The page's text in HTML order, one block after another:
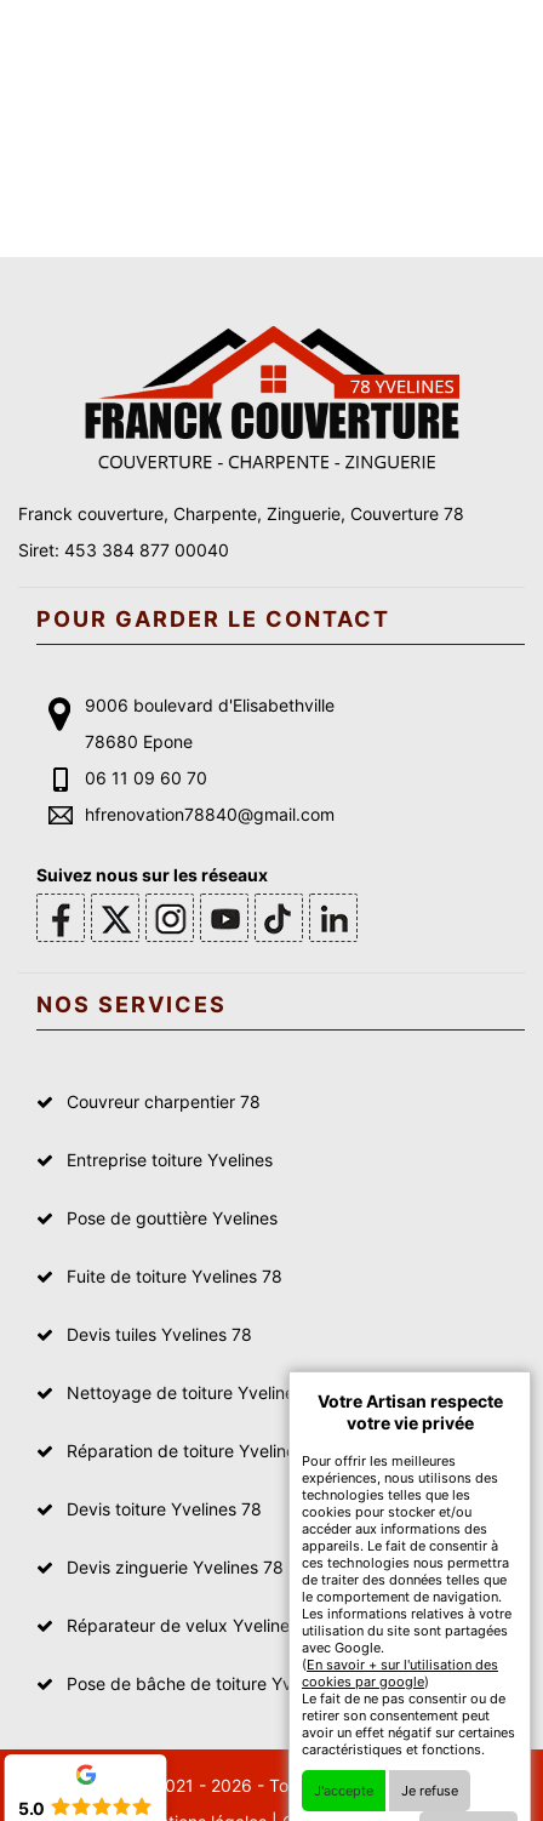
Franck couverture, Charpente, Zinguerie, Couverture 78
Siret: 453 384 877 00040
POUR GARDER LE CONTACT
9006 boulevard d'Elisabethville
78680 Epone
06 11 09 60 70
hfrenovation78840@gmail.com
Suivez nous sur les réseaux
NOS SERVICES
Couvreur charpentier 78
Entreprise toiture Yvelines
Pose de gouttière Yvelines
Fuite de toiture Yvelines 78
Devis tuiles Yvelines 78
Nettoyage de toiture Yvelines
Réparation de toiture Yvelines 78
Devis toiture Yvelines 78
Devis zinguerie Yvelines 78
Réparateur de velux Yvelines 78
Pose de bâche de toiture Yvelines 78
© 2021 - 2026 - Tout droit réservé
Votre Artisan respecte
votre vie privée
Pour offrir les meilleures
expériences, nous utilisons des
technologies telles que les
cookies pour stocker et/ou
accéder aux informations des
appareils. Le fait de consentir à
ces technologies nous permettra
de traiter des données telles que
le comportement de navigation.
Les informations relatives à votre
utilisation du site sont partagées
avec Google.
(En savoir + sur l'utilisation des
cookies par google)
Le fait de ne pas consentir ou de
retirer son consentement peut
avoir un effet négatif sur certaines
caractéristiques et fonctions.
J'accepte Je refuse
5.0